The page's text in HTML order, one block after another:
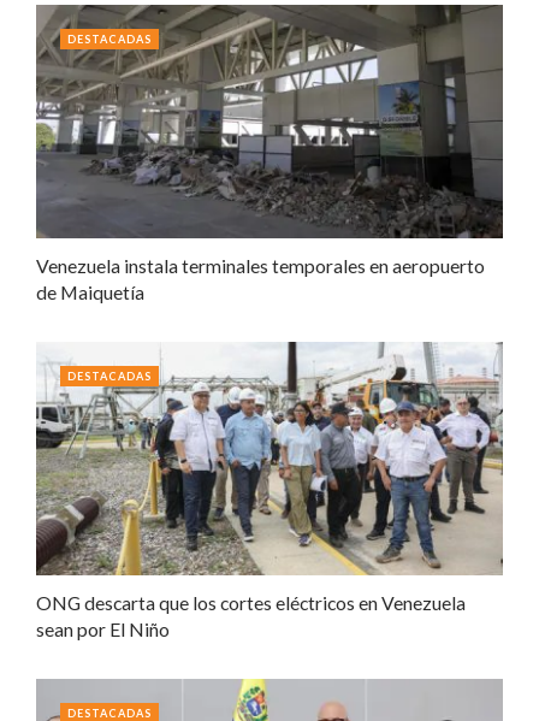
Venezuela instala terminales temporales en aeropuerto
de Maiquetía
DESTACADAS
ONG descarta que los cortes eléctricos en Venezuela
sean por El Niño
DESTACADAS
DESTACADAS